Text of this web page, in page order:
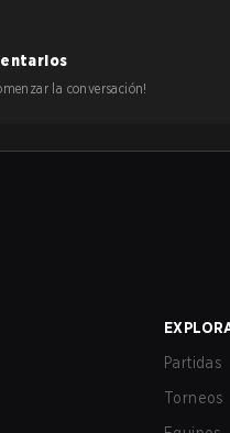
la conversación!
Partidas
Torneos